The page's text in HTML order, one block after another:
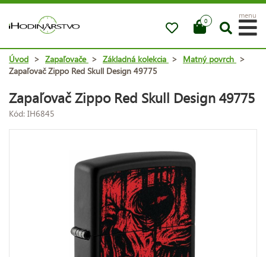
0
menu
Úvod > Zapaľovače > Základná kolekcia > Matný povrch >
Zapaľovač Zippo Red Skull Design 49775
Zapaľovač Zippo Red Skull Design 49775
Kód: IH6845